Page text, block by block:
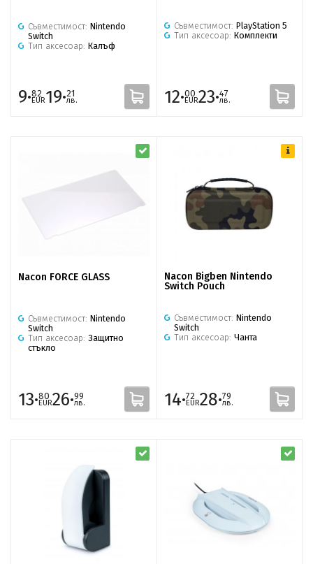
Съвместимост: Nintendo
Switch
Тип аксесоар: Калъф
9·82
EUR19·21
лв.
Съвместимост: PlayStation 5
Тип аксесоар: Комплекти
12·00
EUR23·47
лв.
Nacon FORCE GLASS
Съвместимост: Nintendo
Switch
Тип аксесоар: Защитно
стъкло
13·80
EUR26·99
лв.
Nacon Bigben Nintendo
Switch Pouch
Съвместимост: Nintendo
Switch
Тип аксесоар: Чанта
14·72
EUR28·79
лв.